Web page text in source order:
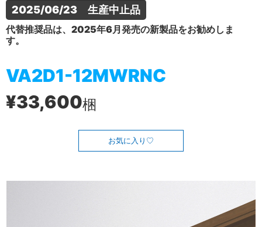
2025/06/23　生産中止品
代替推奨品は、2025年6月発売の新製品をお勧めしま
す。
VA2D1-12MWRNC
¥33,600梱
お気に入り